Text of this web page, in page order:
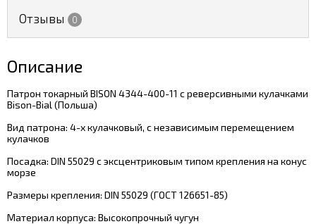
Отзывы 0
Описание
Патрон токарный BISON 4344-400-11 с реверсивными кулачками
Bison-Bial (Польша)
Вид патрона: 4-х кулачковый, с независимым перемещением
кулачков
Посадка: DIN 55029 с эксцентриковым типом крепления на конус
морзе
Размеры крепления: DIN 55029 (ГОСТ 126651-85)
Материал корпуса: Высокопрочный чугун